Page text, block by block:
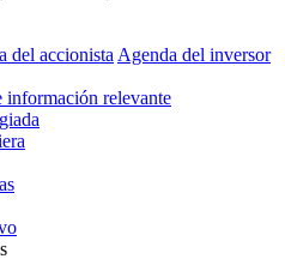
del accionista Agenda del inversor
información relevante